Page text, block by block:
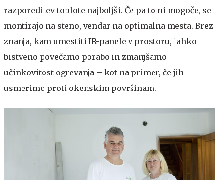
razporeditev toplote najboljši. Če pa to ni mogoče, se
montirajo na steno, vendar na optimalna mesta. Brez
znanja, kam umestiti IR-panele v prostoru, lahko
bistveno povečamo porabo in zmanjšamo
učinkovitost ogrevanja – kot na primer, če jih
usmerimo proti okenskim površinam.